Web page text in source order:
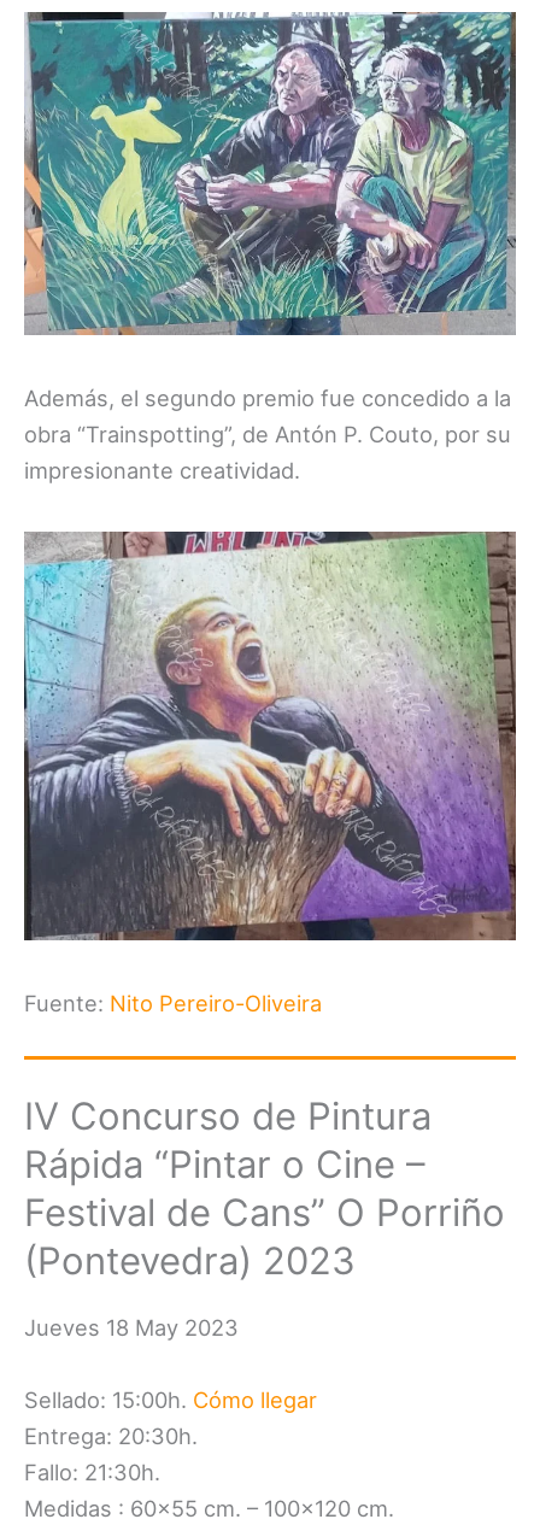
Además, el segundo premio fue concedido a la
obra “Trainspotting”, de Antón P. Couto, por su
impresionante creatividad.
Fuente: Nito Pereiro-Oliveira
IV Concurso de Pintura
Rápida “Pintar o Cine –
Festival de Cans” O Porriño
(Pontevedra) 2023
Jueves 18 May 2023
Sellado: 15:00h. Cómo llegar
Entrega: 20:30h.
Fallo: 21:30h.
Medidas : 60×55 cm. – 100×120 cm.